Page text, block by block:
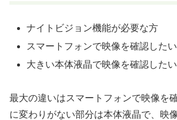
ナイトビジョン機能が必要な方
スマートフォンで映像を確認した
大きい本体液晶で映像を確認した
最大の違いはスマートフォンで映像を
に変わりがない部分は本体液晶で、映